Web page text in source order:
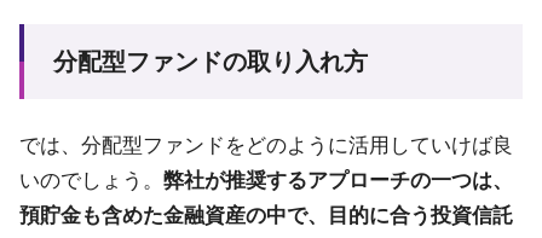
分配型ファンドの取り入れ方
では、分配型ファンドをどのように活用していけば良
いのでしょう。 弊社が推奨するアプローチの一つは、
預貯金も含めた金融資産の中で、目的に合う投資信託